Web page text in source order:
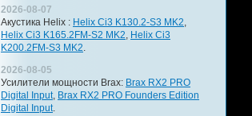
2026-08-07
Акустика Helix : Helix Ci3 K130.2-S3 MK2,
Helix Ci3 K165.2FM-S2 MK2, Helix Ci3
K200.2FM-S3 MK2.
2026-08-05
Усилители мощности Brax: Brax RX2 PRO
Digital Input, Brax RX2 PRO Founders Edition
Digital Input.